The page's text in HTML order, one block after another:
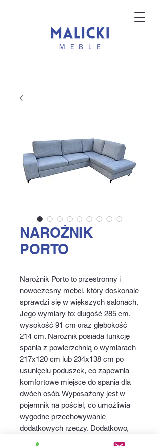
NAROŻNIK
PORTO
Narożnik Porto to przestronny i
nowoczesny mebel, który doskonale
sprawdzi się w większych salonach.
Jego wymiary to: długość 285 cm,
wysokość 91 cm oraz głębokość
214 cm. Narożnik posiada funkcję
spania z powierzchnią o wymiarach
217x120 cm lub 234x138 cm po
usunięciu poduszek, co zapewnia
komfortowe miejsce do spania dla
dwóch osób. Wyposażony jest w
pojemnik na pościel, co umożliwia
wygodne przechowywanie
dodatkowych rzeczy. Dodatkowo,